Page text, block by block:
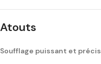
Atouts
Soufflage puissant et précis